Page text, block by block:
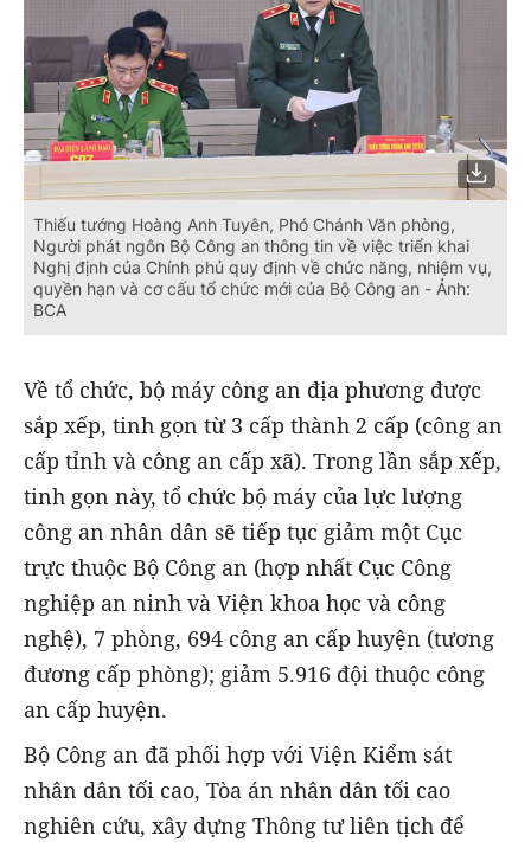
Thiếu tướng Hoàng Anh Tuyên, Phó Chánh Văn phòng,
Người phát ngôn Bộ Công an thông tin về việc triển khai
Nghị định của Chính phủ quy định về chức năng, nhiệm vụ,
quyền hạn và cơ cấu tổ chức mới của Bộ Công an - Ảnh:
BCA
Về tổ chức, bộ máy công an địa phương được
sắp xếp, tinh gọn từ 3 cấp thành 2 cấp (công an
cấp tỉnh và công an cấp xã). Trong lần sắp xếp,
tinh gọn này, tổ chức bộ máy của lực lượng
công an nhân dân sẽ tiếp tục giảm một Cục
trực thuộc Bộ Công an (hợp nhất Cục Công
nghiệp an ninh và Viện khoa học và công
nghệ), 7 phòng, 694 công an cấp huyện (tương
đương cấp phòng); giảm 5.916 đội thuộc công
an cấp huyện.
Bộ Công an đã phối hợp với Viện Kiểm sát
nhân dân tối cao, Tòa án nhân dân tối cao
nghiên cứu, xây dựng Thông tư liên tịch để